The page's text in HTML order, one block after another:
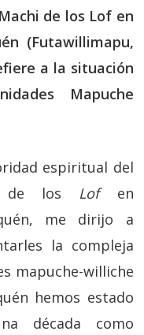
Machi de los Lof en
(Futawillimapu,
a la situación
Mapuche
espiritual del
de los Lof en
me dirijo a
la compleja
mapuche-williche
hemos estado
década como